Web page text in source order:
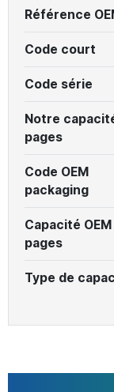
Référence
Code court
Code série
Notre
pages
Code OEM
packaging
Capacité OEM
pages
Type de